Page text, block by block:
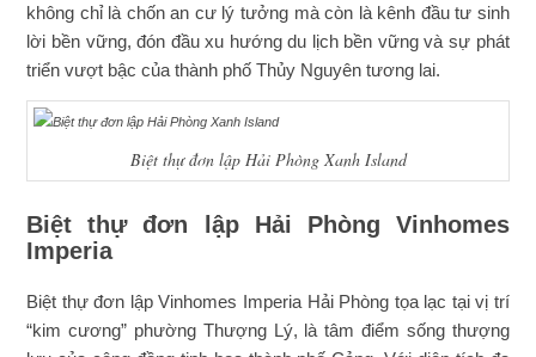
không chỉ là chốn an cư lý tưởng mà còn là kênh đầu tư sinh
lời bền vững, đón đầu xu hướng du lịch bền vững và sự phát
triển vượt bậc của thành phố Thủy Nguyên tương lai.
Biệt thự đơn lập Hải Phòng Xanh Island
Biệt thự đơn lập Hải Phòng Vinhomes
Imperia
Biệt thự đơn lập Vinhomes Imperia Hải Phòng tọa lạc tại vị trí
“kim cương” phường Thượng Lý, là tâm điểm sống thượng